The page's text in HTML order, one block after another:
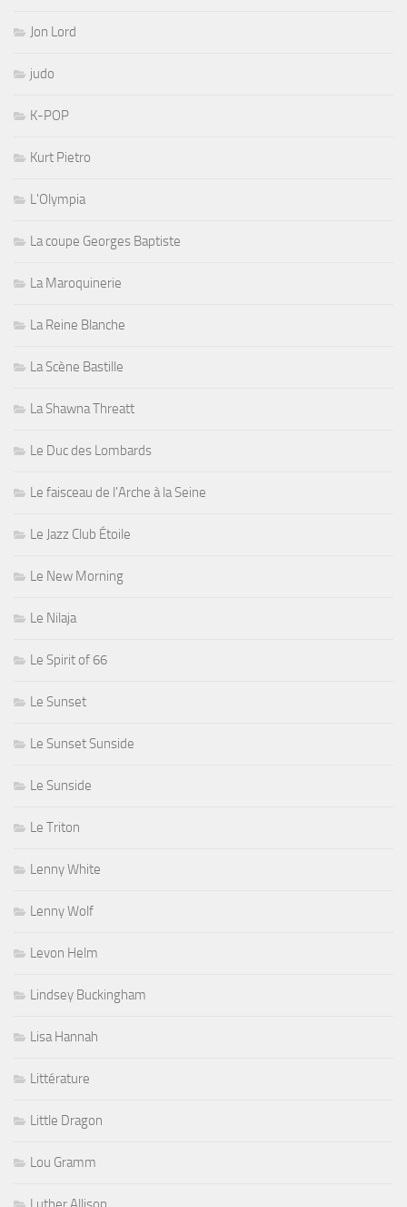
Jon Lord
judo
K-POP
Kurt Pietro
L'Olympia
La coupe Georges Baptiste
La Maroquinerie
La Reine Blanche
La Scène Bastille
La Shawna Threatt
Le Duc des Lombards
Le faisceau de l'Arche à la Seine
Le Jazz Club Étoile
Le New Morning
Le Nilaja
Le Spirit of 66
Le Sunset
Le Sunset Sunside
Le Sunside
Le Triton
Lenny White
Lenny Wolf
Levon Helm
Lindsey Buckingham
Lisa Hannah
Littérature
Little Dragon
Lou Gramm